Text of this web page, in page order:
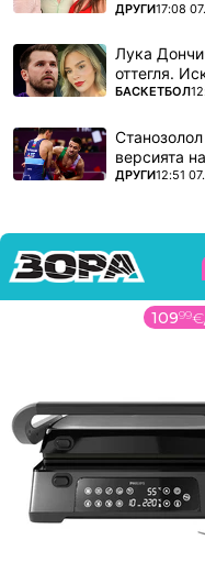
ПОВЕЧЕ ОТ
ДРУГИ17:08
Лука
оттегля.
ПОВЕЧЕ ОТ
БАСКЕТБОЛ
версията
ПОВЕЧЕ ОТ
ДРУГИ12:51
10999€